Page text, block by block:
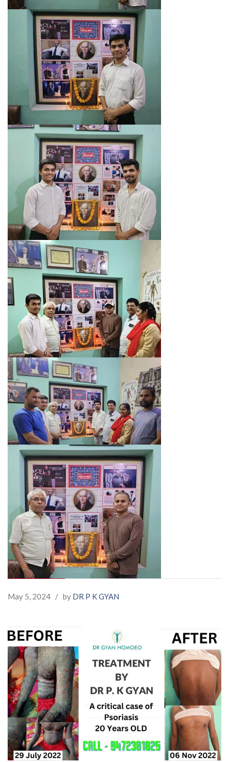
May 5, 2024 / by DR P K GYAN